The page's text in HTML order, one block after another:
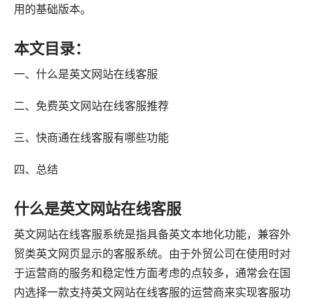
用的基础版本。
本文目录：
一、什么是英文网站在线客服
二、免费英文网站在线客服推荐
三、快商通在线客服有哪些功能
四、总结
什么是英文网站在线客服
英文网站在线客服系统是指具备英文本地化功能，兼容外
贸类英文网页显示的客服系统。由于外贸公司在使用时对
于运营商的服务和稳定性方面考虑的点较多，通常会在国
内选择一款支持英文网站在线客服的运营商来实现客服功